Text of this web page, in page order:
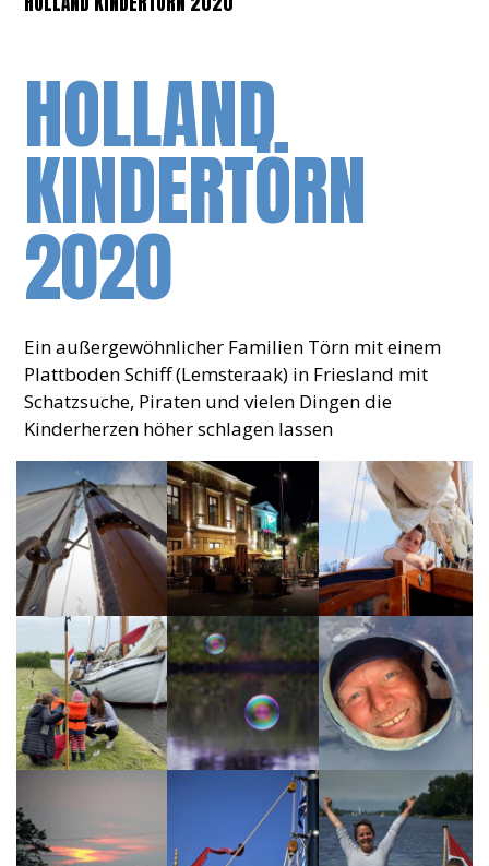
HOLLAND
KINDERTÖRN
2020
Ein außergewöhnlicher Familien Törn mit einem
Plattboden Schiff (Lemsteraak) in Friesland mit
Schatzsuche, Piraten und vielen Dingen die
Kinderherzen höher schlagen lassen